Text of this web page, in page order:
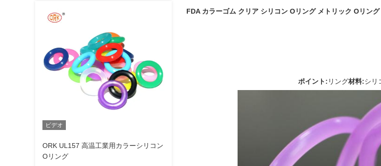
ビデオ
ORK UL157 高温工業用カラーシリコン
Oリング
FDA カラーゴム クリア シリコン Oリング メトリック Oリン
ポイント: リング材料:シリ